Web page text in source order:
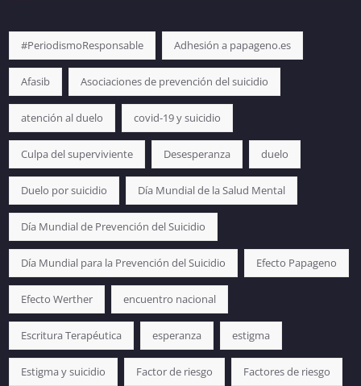
#PeriodismoResponsable Adhesión a papageno.es
Afasib Asociaciones de prevención del suicidio
atención al duelo covid-19 y suicidio
Culpa del superviviente Desesperanza duelo
Duelo por suicidio Día Mundial de la Salud Mental
Día Mundial de Prevención del Suicidio
Día Mundial para la Prevención del Suicidio Efecto Papageno
Efecto Werther encuentro nacional
Escritura Terapéutica esperanza estigma
Estigma y suicidio Factor de riesgo Factores de riesgo